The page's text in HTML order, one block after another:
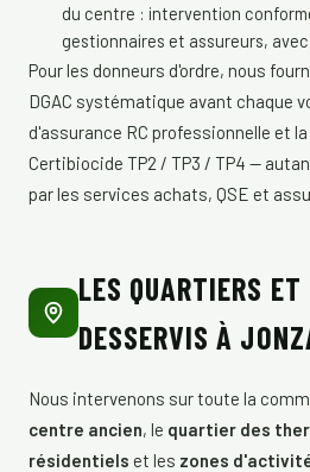
du centre : intervention
gestionnaires et assureurs,
Pour les donneurs d'ordre, nous
DGAC systématique avant chaque
d'assurance RC professionnelle et
Certibiocide TP2 / TP3 / TP4 —
par les services achats, QSE et
LES QUARTIERS ET
DESSERVIS À
Nous intervenons sur toute la
centre ancien, le quartier des
résidentiels et les zones